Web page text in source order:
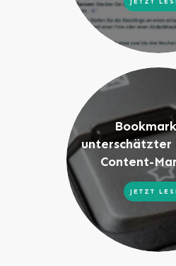
JETZT
unterschätzter
Content-
JETZT